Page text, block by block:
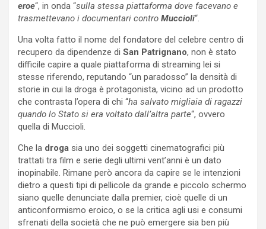
eroe“, in onda “sulla stessa piattaforma dove facevano e
trasmettevano i documentari contro Muccioli“.
Una volta fatto il nome del fondatore del celebre centro di
recupero da dipendenze di San Patrignano, non è stato
difficile capire a quale piattaforma di streaming lei si
stesse riferendo, reputando “un paradosso” la densità di
storie in cui la droga è protagonista, vicino ad un prodotto
che contrasta l’opera di chi “ha salvato migliaia di ragazzi
quando lo Stato si era voltato dall’altra parte“, ovvero
quella di Muccioli.
Che la droga sia uno dei soggetti cinematografici più
trattati tra film e serie degli ultimi vent’anni è un dato
inopinabile. Rimane però ancora da capire se le intenzioni
dietro a questi tipi di pellicole da grande e piccolo schermo
siano quelle denunciate dalla premier, cioè quelle di un
anticonformismo eroico, o se la critica agli usi e consumi
sfrenati della società che ne può emergere sia ben più